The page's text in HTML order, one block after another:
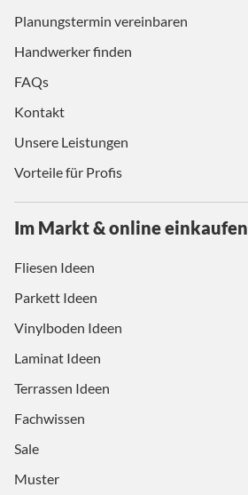
Planungstermin vereinbaren
Handwerker finden
FAQs
Kontakt
Unsere Leistungen
Vorteile für Profis
Im Markt & online einkaufen
Fliesen Ideen
Parkett Ideen
Vinylboden Ideen
Laminat Ideen
Terrassen Ideen
Fachwissen
Sale
Muster